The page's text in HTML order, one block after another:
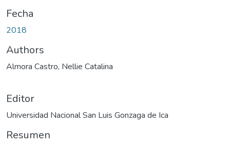
Fecha
2018
Authors
Almora Castro, Nellie Catalina
Editor
Universidad Nacional San Luis Gonzaga de Ica
Resumen